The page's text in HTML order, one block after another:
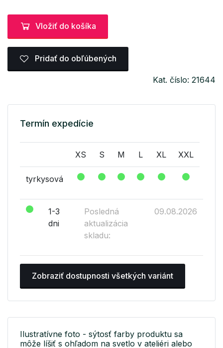
Vložiť do košíka
Pridať do obľúbených
Kat. číslo: 21644
Termín expedície
XS S M L XL XXL
tyrkysová
1-3
dni
Posledná
aktualizácia
skladu:
09.08.2026
Zobraziť dostupnosti všetkých variánt
Ilustratívne foto - sýtosť farby produktu sa
môže líšiť s ohľadom na svetlo v ateliéri alebo